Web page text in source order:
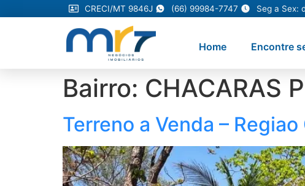
CRECI/MT 9846J (66) 99984-7747 Seg a Sex:
Home Encontre
Bairro: CHACARAS
Terreno a Venda –